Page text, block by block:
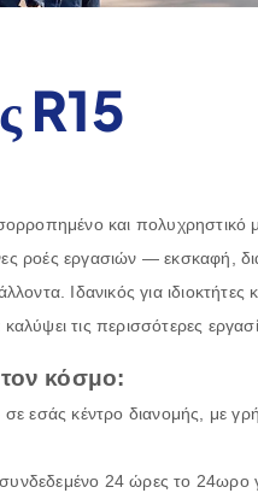
R15
και πολυχρηστικό
ροές εργασιών — εκσκαφή,
Ιδανικός για ιδιοκτήτες
τις περισσότερες
κόσμο:
σε εσάς κέντρο διανομής, με
24 ώρες το 24ωρο